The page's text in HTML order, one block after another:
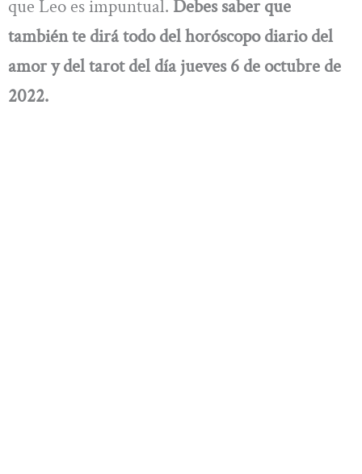
que Leo es impuntual. Debes saber que
también te dirá todo delhoróscopo diario del
amor y del tarot del día jueves 6 de octubre de
2022.